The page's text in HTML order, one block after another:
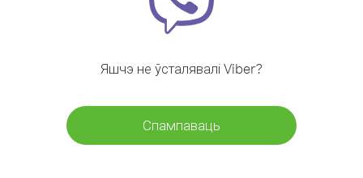
Яшчэ не ўсталявалі Viber?
Спампаваць